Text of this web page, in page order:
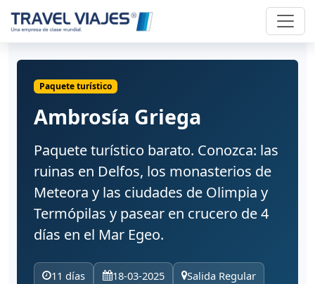
Paquete turístico
Ambrosía Griega
Paquete turístico barato. Conozca: las
ruinas en Delfos, los monasterios de
Meteora y las ciudades de Olimpia y
Termópilas y pasear en crucero de 4
días en el Mar Egeo.
11 días 18-03-2025 Salida Regular